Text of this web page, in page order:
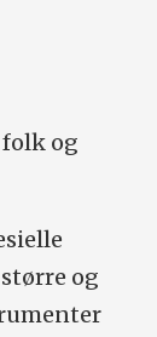
folk og
og